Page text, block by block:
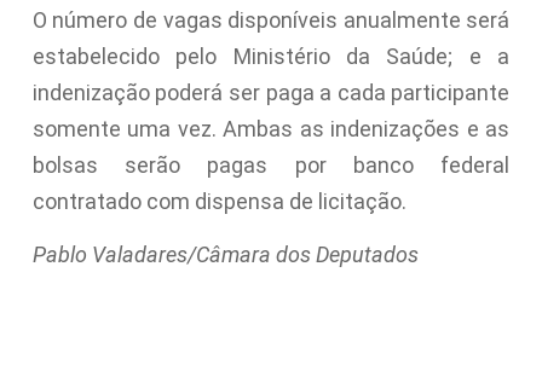
O número de vagas disponíveis anualmente será
estabelecido pelo Ministério da Saúde; e a
indenização poderá ser paga a cada participante
somente uma vez. Ambas as indenizações e as
bolsas serão pagas por banco federal
contratado com dispensa de licitação.
Pablo Valadares/Câmara dos Deputados